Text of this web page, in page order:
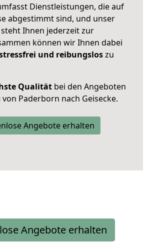
Dienstleistungen, die auf
abgestimmt sind, und unser
Ihnen jederzeit zur
können wir Ihnen dabei
und reibungsloszu
Qualität bei den Angeboten
Paderborn nach Geisecke.
Angebote erhalten
Angebote erhalten